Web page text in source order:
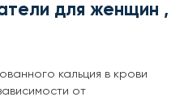
для женщин ,
кальция в крови
от